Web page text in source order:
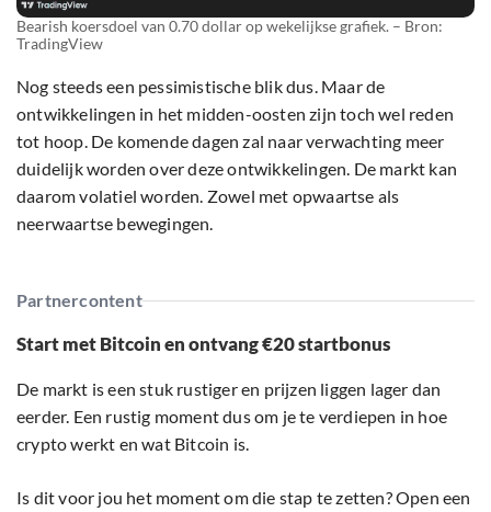
Bearish koersdoel van 0.70 dollar op wekelijkse grafiek. – Bron:
TradingView
Nog steeds een pessimistische blik dus. Maar de
ontwikkelingen in het midden-oosten zijn toch wel reden
tot hoop. De komende dagen zal naar verwachting meer
duidelijk worden over deze ontwikkelingen. De markt kan
daarom volatiel worden. Zowel met opwaartse als
neerwaartse bewegingen.
Partnercontent
Start met Bitcoin en ontvang €20 startbonus
De markt is een stuk rustiger en prijzen liggen lager dan
eerder. Een rustig moment dus om je te verdiepen in hoe
crypto werkt en wat Bitcoin is.
Is dit voor jou het moment om die stap te zetten? Open een